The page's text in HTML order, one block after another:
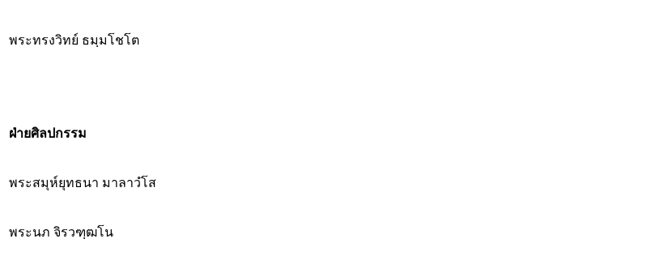
พระทรงวิทย์ ธมฺมโชโต
ฝ่ายศิลปกรรม
พระสมุห์ยุทธนา มาลาวํโส
พระนภ จิรวฑฺฒโน